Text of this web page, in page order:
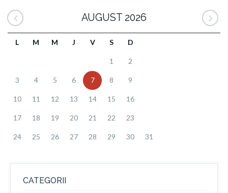
AUGUST 2026
L M M J V S D
1 2
3 4 5 6 7 8 9
10 11 12 13 14 15 16
17 18 19 20 21 22 23
24 25 26 27 28 29 30 31
CATEGORII